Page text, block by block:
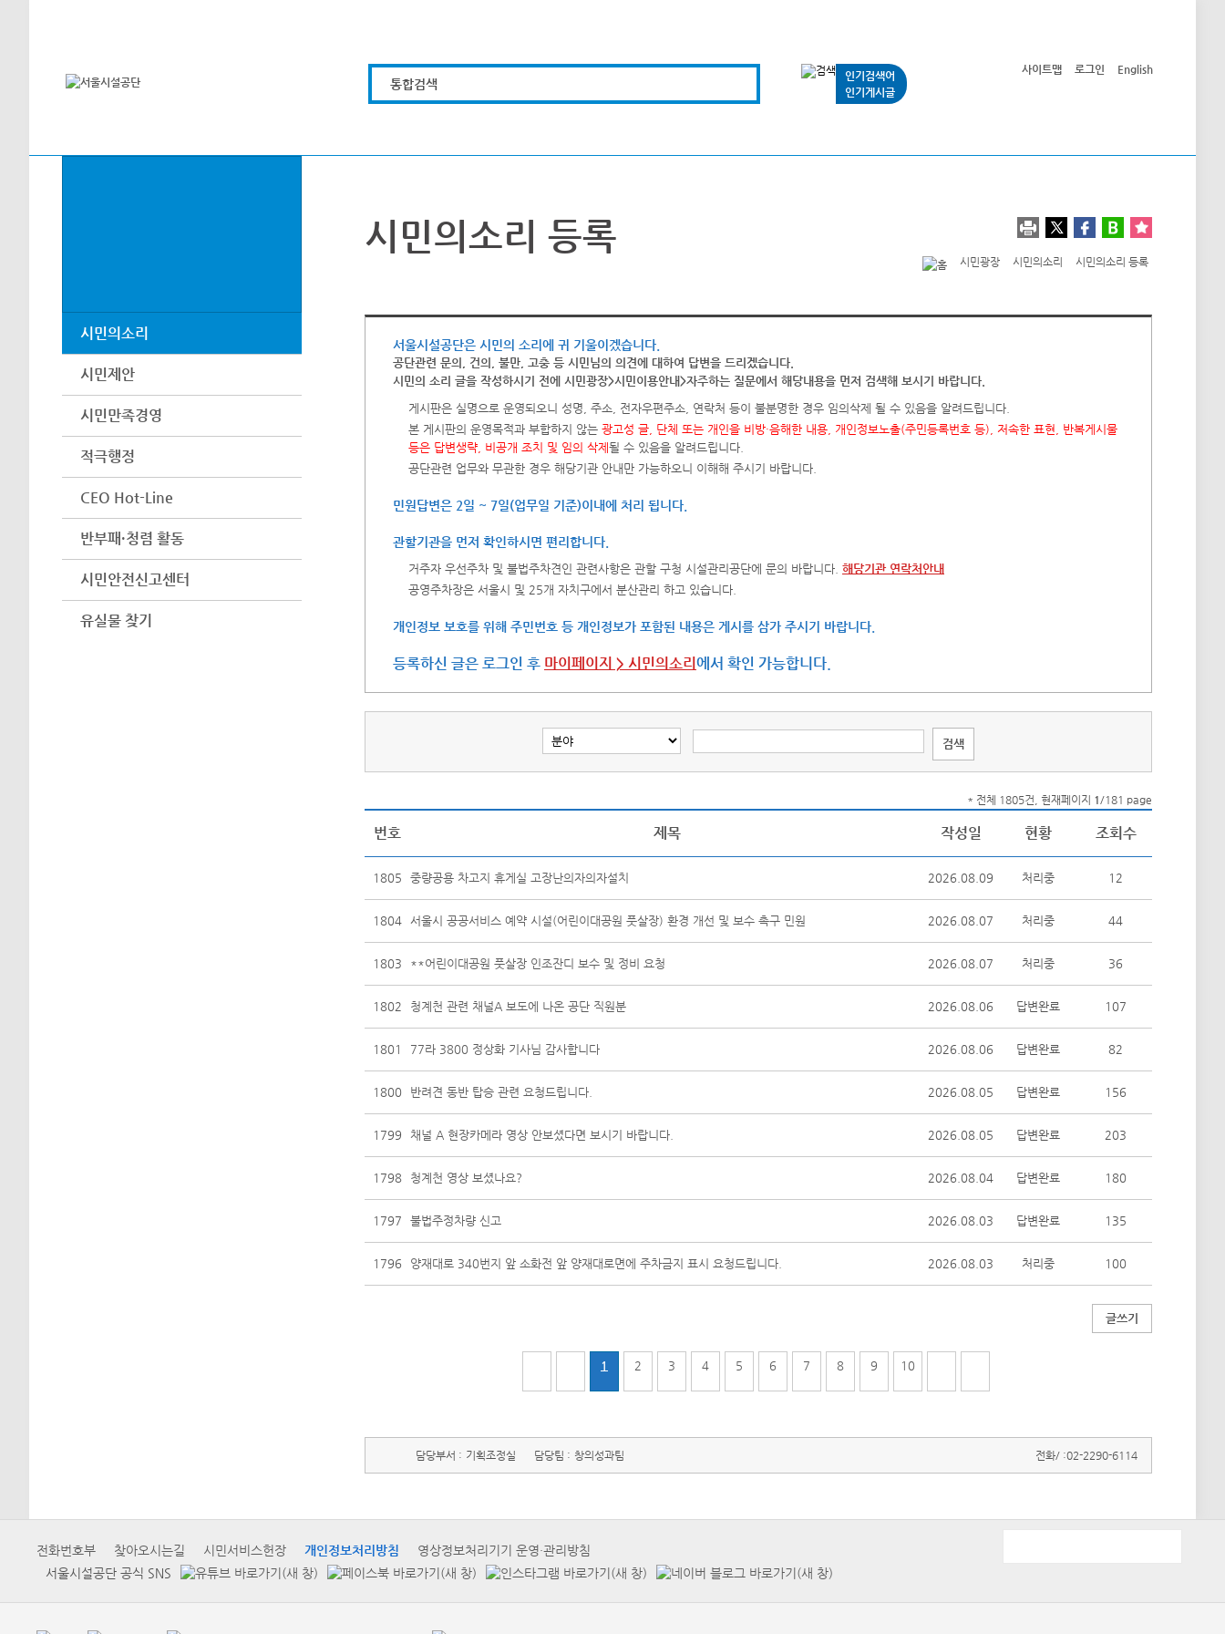
통합검색
인기검색어
인기게시글
사이트맵 로그인 English
시민의소리
시민제안
시민만족경영
적극행정
CEO Hot-Line
반부패·청렴 활동
시민안전신고센터
유실물 찾기
시민의소리 등록
시민광장 시민의소리 시민의소리 등록
서울시설공단은 시민의 소리에 귀 기울이겠습니다.
공단관련 문의, 건의, 불만, 고충 등 시민님의 의견에 대하여 답변을 드리겠습니다.
시민의 소리 글을 작성하시기 전에 시민광장>시민이용안내>자주하는 질문에서 해당내용을 먼저 검색해 보시기 바랍니다.
게시판은 실명으로 운영되오니 성명, 주소, 전자우편주소, 연락처 등이 불분명한 경우 임의삭제 될 수 있음을 알려드립니다.
본 게시판의 운영목적과 부합하지 않는 광고성 글, 단체 또는 개인을 비방·음해한 내용, 개인정보노출(주민등록번호 등), 저속한 표현, 반복게시물
등은 답변생략, 비공개 조치 및 임의 삭제 될 수 있음을 알려드립니다.
공단관련 업무와 무관한 경우 해당기관 안내만 가능하오니 이해해 주시기 바랍니다.
민원답변은 2일 ~ 7일(업무일 기준)이내에 처리 됩니다.
관할기관을 먼저 확인하시면 편리합니다.
거주자 우선주차 및 불법주차견인 관련사항은 관할 구청 시설관리공단에 문의 바랍니다. 해당기관 연락처안내
공영주차장은 서울시 및 25개 자치구에서 분산관리 하고 있습니다.
개인정보 보호를 위해 주민번호 등 개인정보가 포함된 내용은 게시를 삼가 주시기 바랍니다.
등록하신 글은 로그인 후 마이페이지 > 시민의소리 에서 확인 가능합니다.
* 전체 1805건, 현재페이지 1/181 page
번호 제목 작성일 현황 조회수
1805 중량공용 차고지 휴게실 고장난의자의자설치 2026.08.09 처리중 12
1804 서울시 공공서비스 예약 시설(어린이대공원 풋살장) 환경 개선 및 보수 촉구 민원 2026.08.07 처리중 44
1803 **어린이대공원 풋살장 인조잔디 보수 및 정비 요청 2026.08.07 처리중 36
1802 청계천 관련 채널A 보도에 나온 공단 직원분 2026.08.06 답변완료 107
1801 77라 3800 정상화 기사님 감사합니다 2026.08.06 답변완료 82
1800 반려견 동반 탑승 관련 요청드립니다. 2026.08.05 답변완료 156
1799 채널 A 현장카메라 영상 안보셨다면 보시기 바랍니다. 2026.08.05 답변완료 203
1798 청계천 영상 보셨나요? 2026.08.04 답변완료 180
1797 불법주정차량 신고 2026.08.03 답변완료 135
1796 양재대로 340번지 앞 소화전 앞 양재대로면에 주차금지 표시 요청드립니다. 2026.08.03 처리중 100
글쓰기
1 2 3 4 5 6 7 8 9 10
담당부서 : 기획조정실 담당팀 : 창의성과팀 전화/ :02-2290-6114
전화번호부 찾아오시는길 시민서비스헌장 개인정보처리방침
영상정보처리기기 운영·관리방침
서울시설공단 공식 SNS